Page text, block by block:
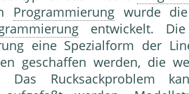
Programmierungwurde
entwickelt.
eine Spezialform der
geschaffen werden, die
Das Rucksackproblem